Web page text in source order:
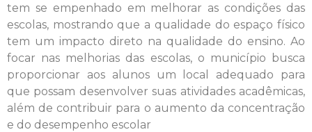
tem se empenhado em melhorar as condições das
escolas, mostrando que a qualidade do espaço físico
tem um impacto direto na qualidade do ensino. Ao
focar nas melhorias das escolas, o município busca
proporcionar aos alunos um local adequado para
que possam desenvolver suas atividades acadêmicas,
além de contribuir para o aumento da concentração
e do desempenho escolar